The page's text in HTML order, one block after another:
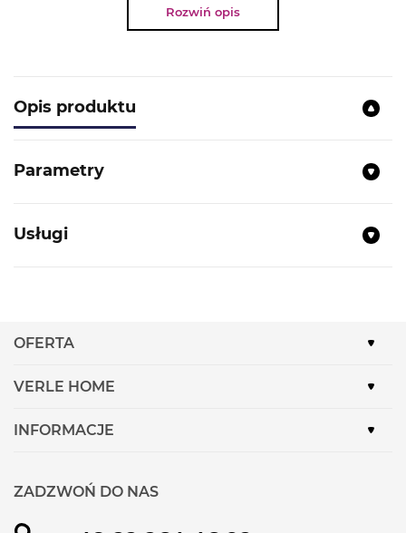
Rozwiń opis
Opis produktu
Parametry
Usługi
OFERTA
VERLE HOME
INFORMACJE
ZADZWOŃ DO NAS